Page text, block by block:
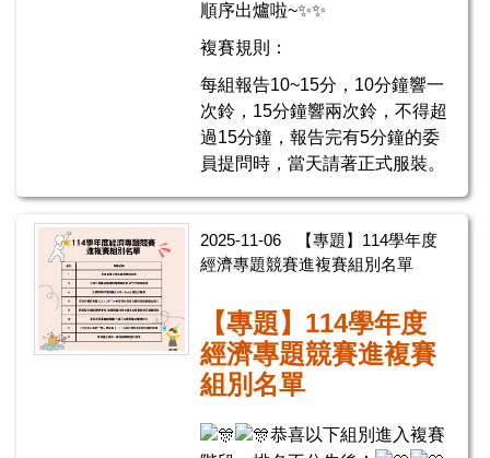
順序出爐啦~✨✨
複賽規則：
每組報告10~15分，10分鐘響一
次鈴，15分鐘響兩次鈴，不得超
過15分鐘，報告完有5分鐘的委
員提問時，當天請著正式服裝。
2025-11-06
【專題】114學年度
經濟專題競賽進複賽組別名單
【專題】114學年度
經濟專題競賽進複賽
組別名單
恭喜以下組別進入複賽